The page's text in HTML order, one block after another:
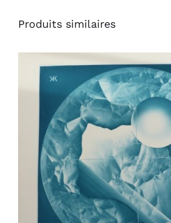
Produits similaires
AJOUTER AU PANIER
DÉTAILS